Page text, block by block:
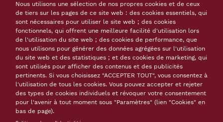
Isbn
2-7373-2625-7
Issn
1281-7643
Langue(s) de la ressource
français
Monographies, livres
Thème(s)
Attaque et défense des places à la Vauban
Les
systèmes de défense
Tags
Vauban
fortification bastionnée
progrès de l'artillerie
système de défense
Nous utilisons une sélection de nos propres cookies et de ceux
de tiers sur les pages de ce site web : des cookies essentiels, qui
sont nécessaires pour utiliser le site web ; des cookies
fonctionnels, qui offrent une meilleure facilité d'utilisation lors
de l'utilisation du site web ; des cookies de performance, que
nous utilisons pour générer des données agrégées sur l'utilisation
du site web et des statistiques ; et des cookies de marketing, qui
sont utilisés pour afficher des contenus et des publicités
pertinents. Si vous choisissez "ACCEPTER TOUT", vous consentez à
l'utilisation de tous les cookies. Vous pouvez accepter et rejeter
des types de cookies individuels et révoquer votre consentement
pour l'avenir à tout moment sous "Paramètres" (lien "Cookies" en
bas de page).